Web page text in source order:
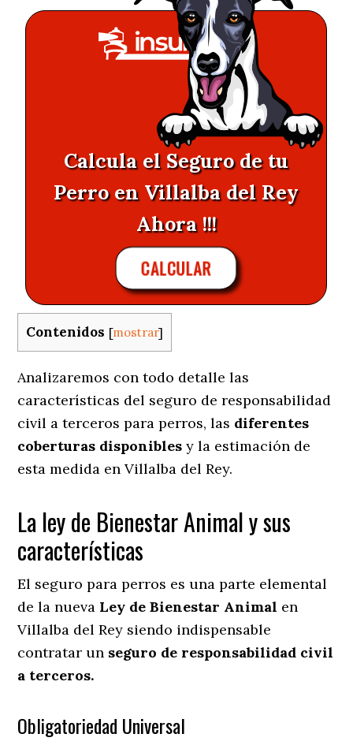
Calcula el Seguro de tu
Perro en Villalba del Rey
Ahora !!!
CALCULAR
Contenidos [mostrar]
Analizaremos con todo detalle las
características del seguro de responsabilidad
civil a terceros para perros, las diferentes
coberturas disponibles y la estimación de
esta medida en Villalba del Rey.
La ley de Bienestar Animal y sus
características
El seguro para perros es una parte elemental
de la nueva Ley de Bienestar Animal en
Villalba del Rey siendo indispensable
contratar un seguro de responsabilidad civil
a terceros.
Obligatoriedad Universal